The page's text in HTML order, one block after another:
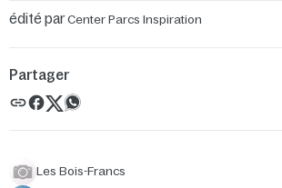
édité parCenter Parcs Inspiration
Les Bois-Francs
Partager